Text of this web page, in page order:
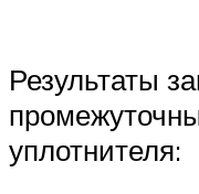
Результаты
уплотнителя: